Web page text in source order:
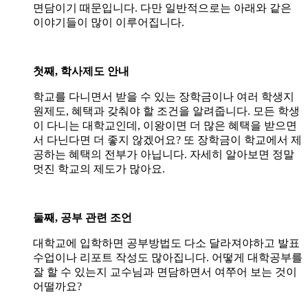
면담이기 때문입니다. 다만 일반적으로는 아래와 같은
이야기들이 많이 이루어집니다.
첫째, 학사제도 안내
학교를 다니면서 받을 수 있는 장학금이나 여러 학생지
원제도, 혜택과 갖춰야 할 조건을 알려줍니다. 모든 학생
이 다니는 대학교인데, 이왕이면 더 많은 혜택을 받으면
서 다닌다면 더 좋지 않겠어요? 또 장학금이 학교에서 제
공하는 혜택의 전부가 아닙니다. 자세히 알아보면 정말
멋진 학교의 제도가 많아요.
둘째, 공부 관련 조언
대학교에 입학하면 공부방법도 다소 달라져야하고 발표
수업이나 리포트 작성도 많아집니다. 어떻게 대학공부를
잘 할 수 있는지 교수님과 면담하면서 여쭈어 보는 것이
어떨까요?